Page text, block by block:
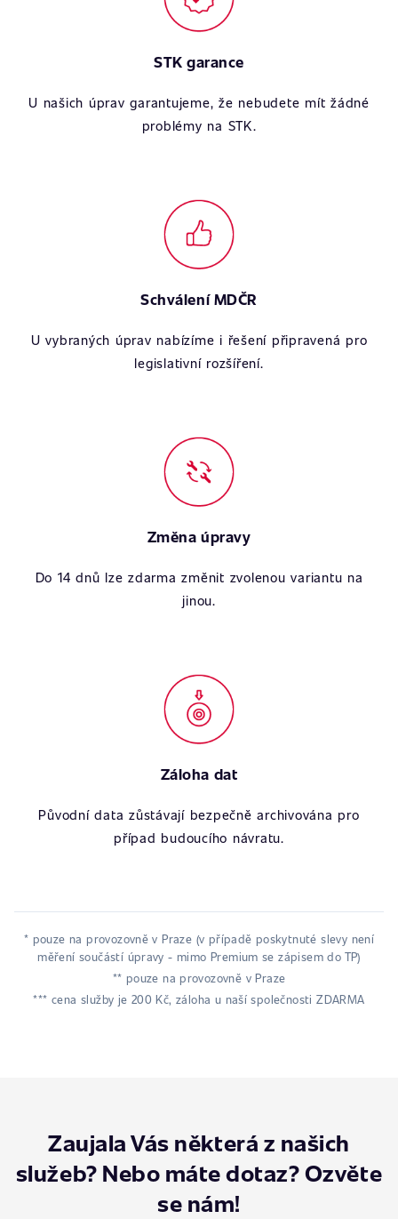
STK garance
U našich úprav garantujeme, že nebudete mít žádné
problémy na STK.
Schválení MDČR
U vybraných úprav nabízíme i řešení připravená pro
legislativní rozšíření.
Změna úpravy
Do 14 dnů lze zdarma změnit zvolenou variantu na
jinou.
Záloha dat
Původní data zůstávají bezpečně archivována pro
případ budoucího návratu.
* pouze na provozovně v Praze (v případě poskytnuté slevy není
měření součástí úpravy - mimo Premium se zápisem do TP)
** pouze na provozovně v Praze
*** cena služby je 200 Kč, záloha u naší společnosti ZDARMA
Zaujala Vás některá z našich
služeb? Nebo máte dotaz? Ozvěte
se nám!